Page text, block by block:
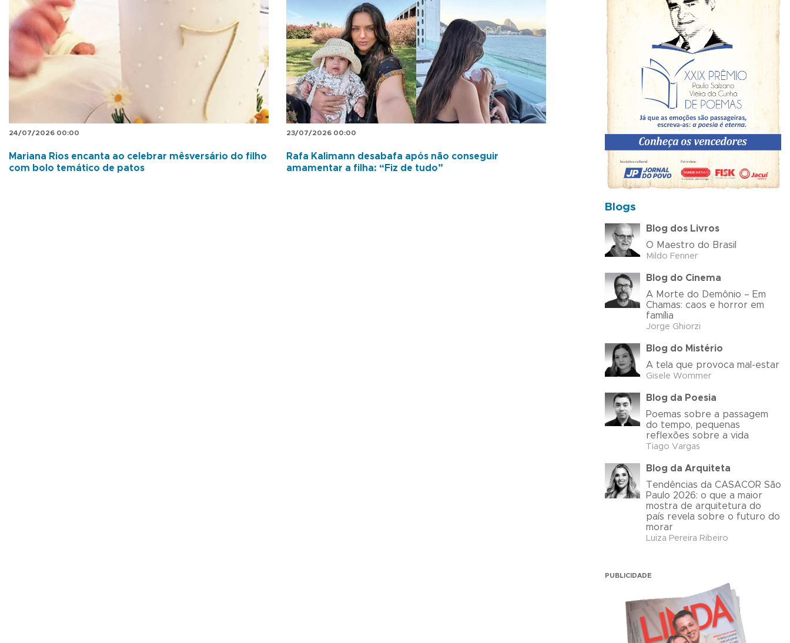
24/07/2026 00:00
Mariana Rios encanta ao celebrar mêsversário do filho
com bolo temático de patos
23/07/2026 00:00
Rafa Kalimann desabafa após não conseguir
amamentar a filha: “Fiz de tudo”
Blogs
Blog dos Livros
O Maestro do Brasil
Mildo Fenner
Blog do Cinema
A Morte do Demônio – Em
Chamas: caos e horror em
família
Jorge Ghiorzi
Blog do Mistério
A tela que provoca mal-estar
Gisele Wommer
Blog da Poesia
Poemas sobre a passagem
do tempo, pequenas
reflexões sobre a vida
Tiago Vargas
Blog da Arquiteta
Tendências da CASACOR São
Paulo 2026: o que a maior
mostra de arquitetura do
país revela sobre o futuro do
morar
Luiza Pereira Ribeiro
PUBLICIDADE